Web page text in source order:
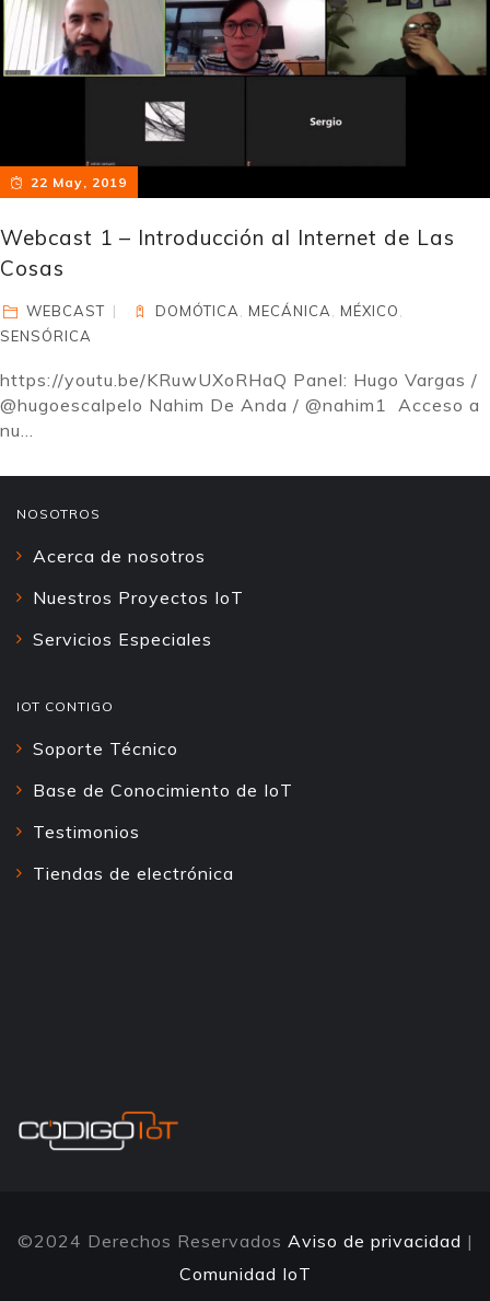
22 May, 2019
Webcast 1 – Introducción al Internet de Las
Cosas
WEBCAST DOMÓTICA, MECÁNICA, MÉXICO,
SENSÓRICA
https://youtu.be/KRuwUXoRHaQ Panel: Hugo Vargas /
@hugoescalpelo Nahim De Anda / @nahim1 Acceso a
nu...
NOSOTROS
Acerca de nosotros
Nuestros Proyectos IoT
Servicios Especiales
IOT CONTIGO
Soporte Técnico
Base de Conocimiento de IoT
Testimonios
Tiendas de electrónica
©2024 Derechos Reservados Aviso de privacidad |
Comunidad IoT